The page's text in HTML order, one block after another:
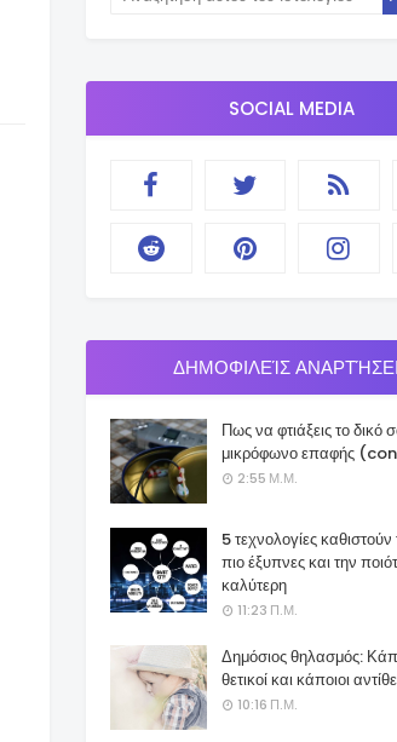
SOCIAL MEDIA
ΔΗΜΟΦΙΛΕΊΣ
Πως να φτιάξεις το δικό
μικρόφωνο επαφής
2:55 Μ.Μ.
5 τεχνολογίες καθιστούν
πιο έξυπνες και την
καλύτερη
11:23 Π.Μ.
Δημόσιος θηλασμός:
θετικοί και κάποιοι
10:16 Π.Μ.